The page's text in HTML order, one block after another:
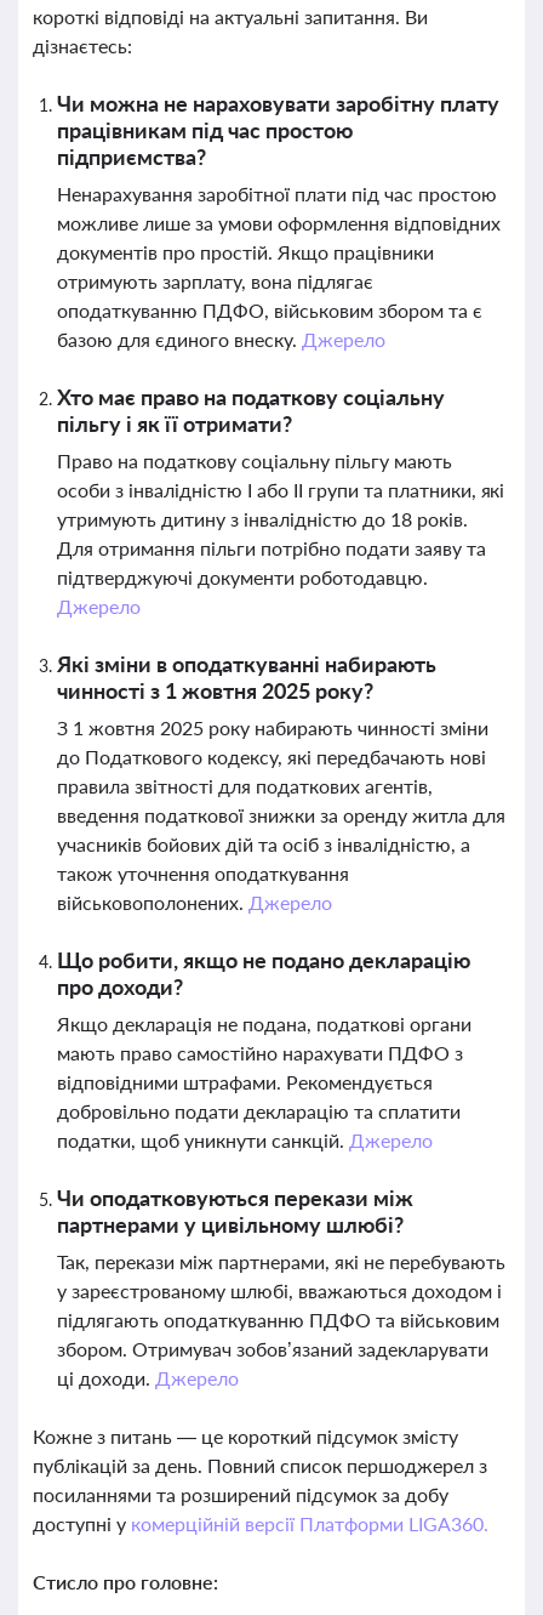
короткі відповіді на актуальні запитання. Ви
дізнаєтесь:
Чи можна не нараховувати заробітну плату
працівникам під час простою
підприємства?
Ненарахування заробітної плати під час простою
можливе лише за умови оформлення відповідних
документів про простій. Якщо працівники
отримують зарплату, вона підлягає
оподаткуванню ПДФО, військовим збором та є
базою для єдиного внеску. Джерело
Хто має право на податкову соціальну
пільгу і як її отримати?
Право на податкову соціальну пільгу мають
особи з інвалідністю I або II групи та платники, які
утримують дитину з інвалідністю до 18 років.
Для отримання пільги потрібно подати заяву та
підтверджуючі документи роботодавцю.
Джерело
Які зміни в оподаткуванні набирають
чинності з 1 жовтня 2025 року?
З 1 жовтня 2025 року набирають чинності зміни
до Податкового кодексу, які передбачають нові
правила звітності для податкових агентів,
введення податкової знижки за оренду житла для
учасників бойових дій та осіб з інвалідністю, а
також уточнення оподаткування
військовополонених. Джерело
Що робити, якщо не подано декларацію
про доходи?
Якщо декларація не подана, податкові органи
мають право самостійно нарахувати ПДФО з
відповідними штрафами. Рекомендується
добровільно подати декларацію та сплатити
податки, щоб уникнути санкцій. Джерело
Чи оподатковуються перекази між
партнерами у цивільному шлюбі?
Так, перекази між партнерами, які не перебувають
у зареєстрованому шлюбі, вважаються доходом і
підлягають оподаткуванню ПДФО та військовим
збором. Отримувач зобов’язаний задекларувати
ці доходи. Джерело
Кожне з питань — це короткий підсумок змісту
публікацій за день. Повний список першоджерел з
посиланнями та розширений підсумок за добу
доступні у комерційній версії Платформи LIGA360.
Стисло про головне: